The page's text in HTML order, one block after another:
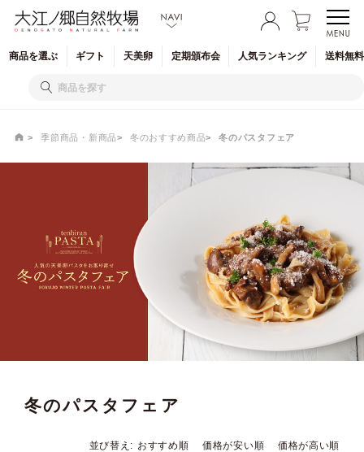
商品を選ぶ ギフト 天美卵 定期頒布会 人気ランキング 送料無
季節商品・新商品 冬のおすすめ商品 冬のパスタフェア
冬のパスタフェア
冬のパスタフェア
並び替え おすすめ順 価格が安い順 価格が高い順